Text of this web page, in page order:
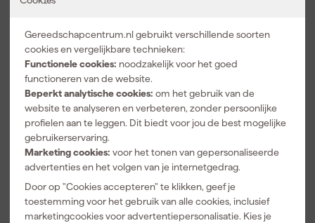
Gereedschapcentrum.nl gebruikt verschillende soorten
cookies en vergelijkbare technieken:
Functionele cookies: noodzakelijk voor het goed
functioneren van de website.
Beperkt analytische cookies: om het gebruik van de
website te analyseren en verbeteren, zonder persoonlijke
profielen aan te leggen. Dit biedt voor jou de best mogelijke
gebruikerservaring.
Marketing cookies: voor het tonen van gepersonaliseerde
advertenties en het volgen van je internetgedrag.
Door op "Cookies accepteren" te klikken, geef je
toestemming voor het gebruik van alle cookies, inclusief
marketingcookies voor advertentiepersonalisatie. Kies je
StealthMount
s DHSP-SW-
SK-10 Drawer
Hive Deep
Krachtdopho
uder
universeel
voor ladekast
- zwart - 10
stuks
Maandag
bezorgd
16,99